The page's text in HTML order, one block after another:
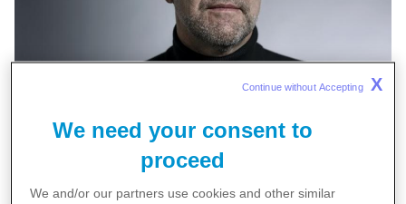
Zwalkend beleid kan patiëntenlevens
We need your consent to
proceed
We and/or our partners use cookies and other similar
Continue without Accepting X